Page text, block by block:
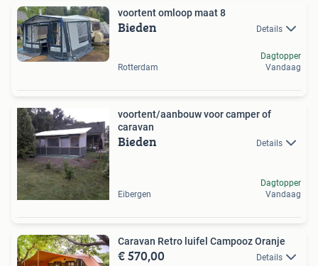
voortent omloop maat 8
Bieden Details
Rotterdam
Dagtopper
Vandaag
voortent/aanbouw voor camper of
caravan
Bieden Details
Eibergen
Dagtopper
Vandaag
Caravan Retro luifel Campooz Oranje
€ 570,00 Details